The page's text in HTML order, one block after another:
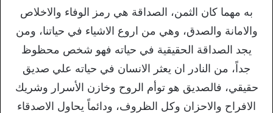
به مهما كان الثمن، الصداقة هي رمز الوفاء والاخلاص
والامانة والصدق، وهي من اروع الاشياء في حياتنا، ومن
يجد الصداقة الحقيقية في حياته فهو شخص محظوظ
جداً، من النادر ان يعثر الانسان في حياته علي صديق
حقيقي، فالصديق هو توأم الروح وخازن الأسرار وشريك
الافراح والاحزان وكل الظروف، ودائماً يحاول الاصدقاء